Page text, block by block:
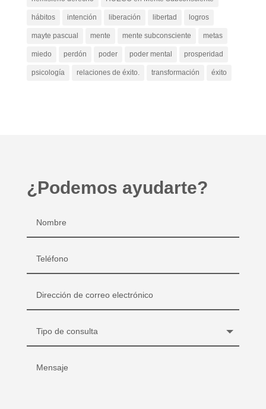
hábitos intención liberación libertad logros
mayte pascual mente mente subconsciente metas
miedo perdón poder poder mental prosperidad
psicología relaciones de éxito. transformación éxito
¿Podemos ayudarte?